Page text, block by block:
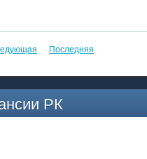
Последняя
РК